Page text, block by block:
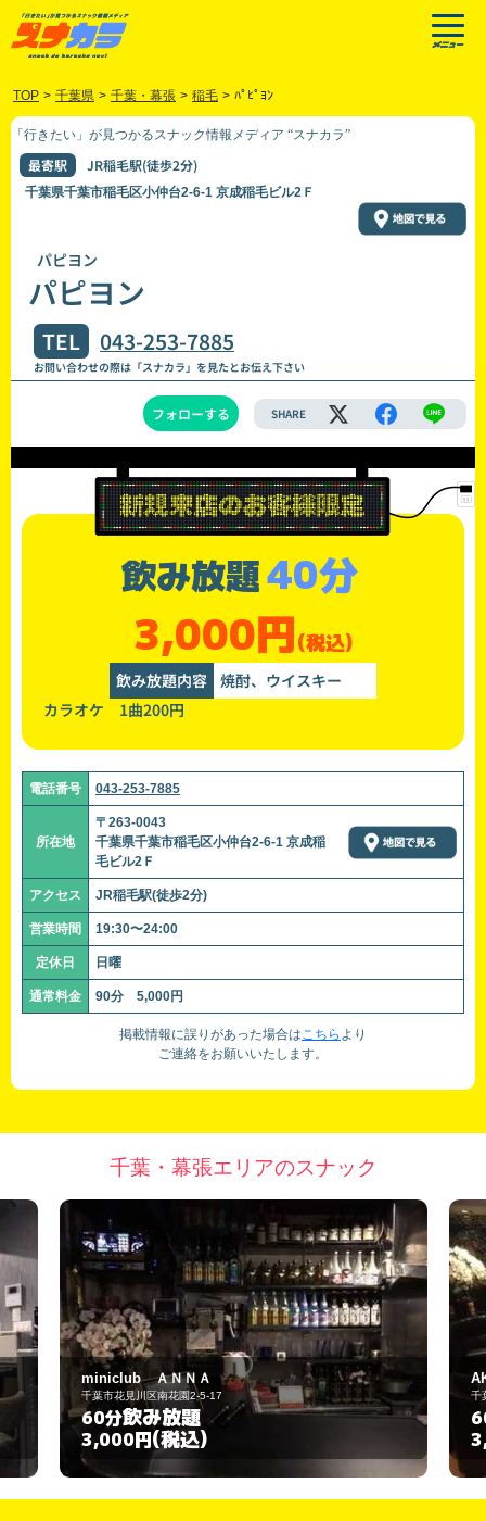
TOP > 千葉県 > 千葉・幕張 > 稲毛 > ﾊﾟﾋﾟﾖﾝ
「行きたい」が見つかるスナック情報メディア “スナカラ”
最寄駅 JR稲毛駅(徒歩2分)
千葉県千葉市稲毛区小仲台2-6-1 京成稲毛ビル2Ｆ
パピヨン
パピヨン
TEL 043-253-7885
お問い合わせの際は「スナカラ」を見たとお伝え下さい
フォローする SHARE
飲み放題40分
3,000円(税込)
飲み放題内容 焼酎、ウイスキー
カラオケ 1曲200円
電話番号 043-253-7885
所在地
〒263-0043
千葉県千葉市稲毛区小仲台2-6-1 京成稲
毛ビル2Ｆ
アクセス JR稲毛駅(徒歩2分)
営業時間 19:30〜24:00
定休日 日曜
通常料金 90分 5,000円
掲載情報に誤りがあった場合はこちら より
ご連絡をお願いいたします。
千葉・幕張エリアのスナック
miniclub ＡＮＮＡ
千葉市花見川区南花園2-5-17
60分飲み放題
3,000円(税込)
AKI
千